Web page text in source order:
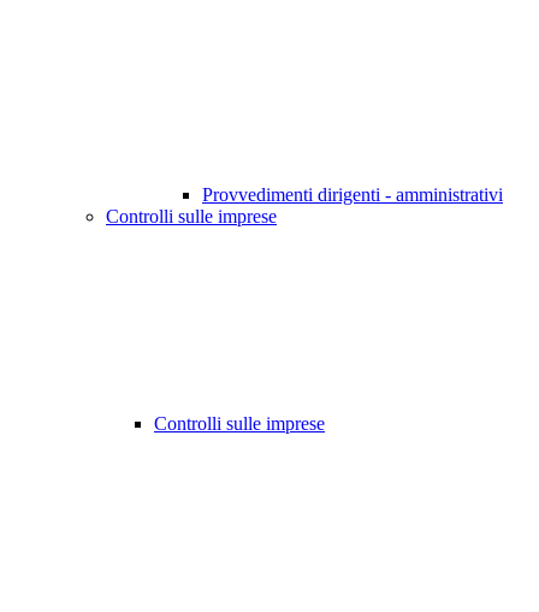
Provvedimenti dirigenti - amministrativi
Controlli sulle imprese
Controlli sulle imprese